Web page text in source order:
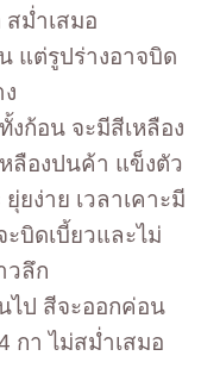
สม่ำเสมอ
แต่รูปร่างอาจบิด
งก้อน จะมีสีเหลือง
ลืองปนค้า แข็งตัว
ยง่าย เวลาเคาะมี
บิดเบี้ยวและไม่
วลึก
ไป สีจะออกค่อน
กา ไม่สม่ำเสมอ